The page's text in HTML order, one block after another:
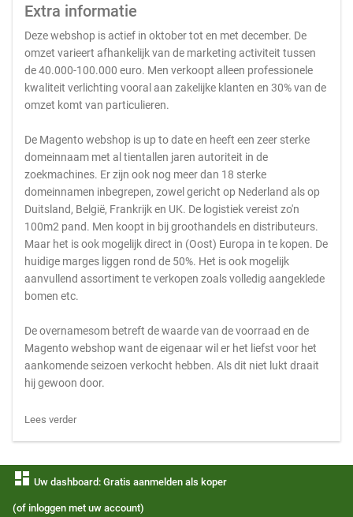
Extra informatie
Deze webshop is actief in oktober tot en met december. De
omzet varieert afhankelijk van de marketing activiteit tussen
de 40.000-100.000 euro. Men verkoopt alleen professionele
kwaliteit verlichting vooral aan zakelijke klanten en 30% van de
omzet komt van particulieren.
De Magento webshop is up to date en heeft een zeer sterke
domeinnaam met al tientallen jaren autoriteit in de
zoekmachines. Er zijn ook nog meer dan 18 sterke
domeinnamen inbegrepen, zowel gericht op Nederland als op
Duitsland, België, Frankrijk en UK. De logistiek vereist zo'n
100m2 pand. Men koopt in bij groothandels en distributeurs.
Maar het is ook mogelijk direct in (Oost) Europa in te kopen. De
huidige marges liggen rond de 50%. Het is ook mogelijk
aanvullend assortiment te verkopen zoals volledig aangeklede
bomen etc.
De overnamesom betreft de waarde van de voorraad en de
Magento webshop want de eigenaar wil er het liefst voor het
aankomende seizoen verkocht hebben. Als dit niet lukt draait
hij gewoon door.
Lees verder
dashboard Uw dashboard: Gratis aanmelden als koper
(of inloggen met uw account)